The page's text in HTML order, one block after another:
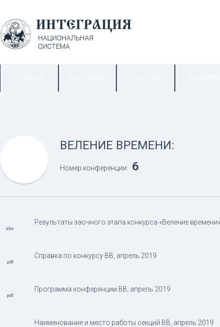
ВЕЛЕНИЕ ВРЕМЕНИ:
Номер конференции: 6
Результаты заочного этапа конкурса «Веление
Справка по конкурсу ВВ, апрель 2019
Программа конференции ВВ, апрель 2019
Наименование и место работы секций ВВ, апрель 2019